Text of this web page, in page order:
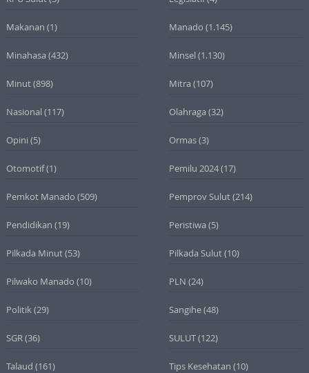
Makanan (1) Manado (1.145)
Minahasa (432) Minsel (1.130)
Minut(898) Mitra (107)
Nasional (117) Olahraga (32)
Opini (5) Ormas(3)
Otomotif(1) Pemilu 2024(17)
Pemkot Manado (509) Pemprov Sulut(214)
Pendidikan (19) Peristiwa (5)
Pilkada Minut(53) Pilkada Sulut(10)
Pilwako Manado (10) PLN (24)
Politik (29) Sangihe(48)
SGR (36) SULUT(122)
Talaud (161) Tips Kesehatan (10)